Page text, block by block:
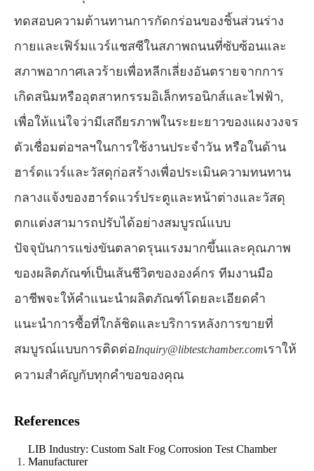
ทดสอบความต้านทานการกัดกร่อนของชิ้นส่วนร่าง
กายและเฟิร์มแวร์แชสซีในสภาพถนนที่ซับซ้อนและ
สภาพอากาศเลวร้ายเพื่อหลีกเลี่ยงอันตรายจากการ
เกิดสนิมหรืออุตสาหกรรมอิเล็กทรอนิกส์และไฟฟ้า,
เพื่อให้แน่ใจว่ามีเสถียรภาพในระยะยาวของแผงวงจร
ตัวเชื่อมต่อฯลฯในการใช้งานประจำวัน หรือในด้าน
ฮาร์ดแวร์และวัสดุก่อสร้างเพื่อประเมินความทนทาน
กลางแจ้งของฮาร์ดแวร์ประตูและหน้าต่างและวัสดุ
ตกแต่งสามารถปรับได้อย่างสมบูรณ์แบบ
ปัจจุบันการแข่งขันตลาดรุนแรงมากขึ้นและคุณภาพ
ของผลิตภัณฑ์เป็นเส้นชีวิตขององค์กร ทีมงานมือ
อาชีพจะให้คำแนะนำผลิตภัณฑ์โดยละเอียดคำ
แนะนำการซื้อที่ใกล้ชิดและบริการหลังการขายที่
สมบูรณ์แบบการติดต่อInquiry@libtestchamber.comเราให้
ความสำคัญกับทุกคำขอของคุณ
References
LIB Industry: Custom Salt Fog Corrosion Test Chamber
Manufacturer